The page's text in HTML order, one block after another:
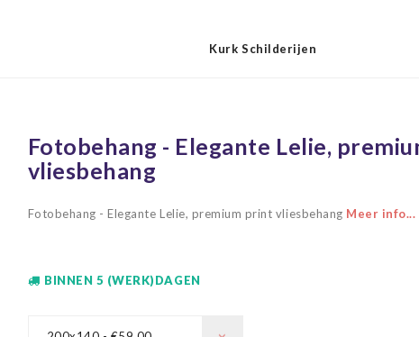
Kurk Schilderijen
Fotobehang - Elegante Lelie,
vliesbehang
Fotobehang - Elegante Lelie, premium print vliesbehang Meer info...
BINNEN 5 (WERK)DAGEN